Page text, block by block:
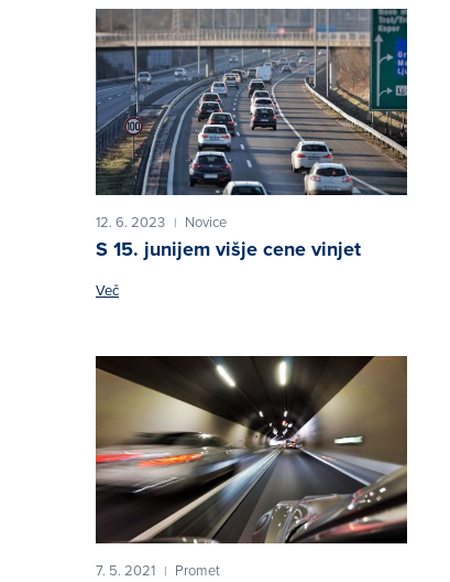
12. 6. 2023 | Novice
S 15. junijem višje cene vinjet
Več
7. 5. 2021 | Promet